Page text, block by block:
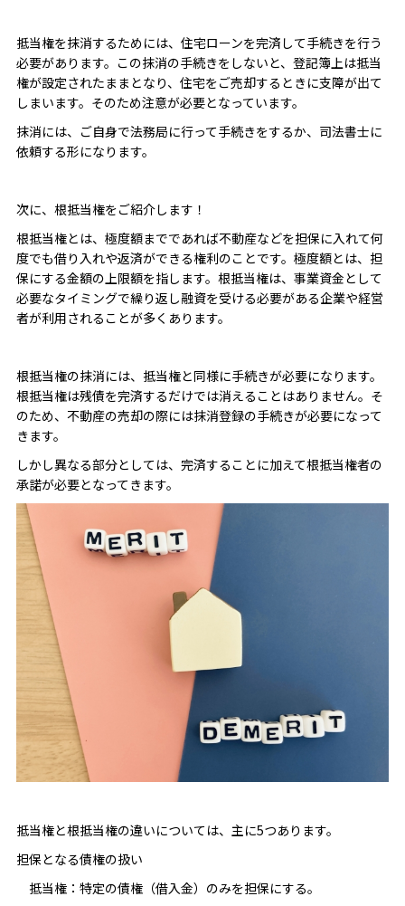
抵当権を抹消するためには、住宅ローンを完済して手続きを行う
必要があります。この抹消の手続きをしないと、登記簿上は抵当
権が設定されたままとなり、住宅をご売却するときに支障が出て
しまいます。そのため注意が必要となっています。
抹消には、ご自身で法務局に行って手続きをするか、司法書士に
依頼する形になります。
次に、根抵当権をご紹介します！
根抵当権とは、極度額までであれば不動産などを担保に入れて何
度でも借り入れや返済ができる権利のことです。極度額とは、担
保にする金額の上限額を指します。根抵当権は、事業資金として
必要なタイミングで繰り返し融資を受ける必要がある企業や経営
者が利用されることが多くあります。
根抵当権の抹消には、抵当権と同様に手続きが必要になります。
根抵当権は残債を完済するだけでは消えることはありません。そ
のため、不動産の売却の際には抹消登録の手続きが必要になって
きます。
しかし異なる部分としては、完済することに加えて根抵当権者の
承諾が必要となってきます。
抵当権と根抵当権の違いについては、主に5つあります。
担保となる債権の扱い
抵当権：特定の債権（借入金）のみを担保にする。